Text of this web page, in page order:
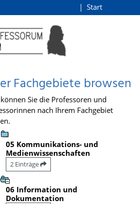
Start
Fachgebiete browsen
Sie die Professoren und
nach Ihrem Fachgebiet
05 Kommunikations- und
Medienwissenschaften
2 Einträge
06 Information und
Dokumentation